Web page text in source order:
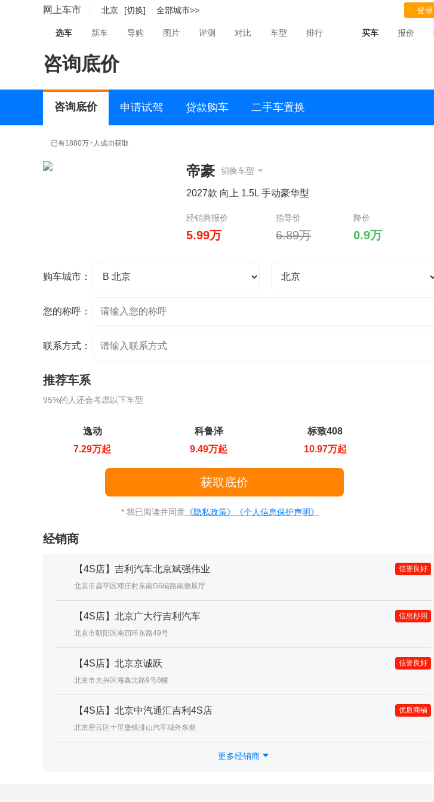
网上车市 北京 [切换] 全部城市>> 登录
选车 新车 导购 图片 评测 对比 车型 排行 买车 报价
咨询底价
咨询底价 申请试驾 贷款购车 二手车置换
已有1880万+人成功获取
帝豪 切换车型
2027款 向上 1.5L 手动豪华型
经销商报价 指导价 降价
5.99万 6.89万 0.9万
购车城市：
您的称呼：
联系方式：
推荐车系
95%的人还会考虑以下车型
逸动
7.29万起
科鲁泽
9.49万起
标致408
10.97万起
* 我已阅读并同意 《隐私政策》 《个人信息保护声明》
经销商
【4S店】吉利汽车北京斌强伟业
北京市昌平区邓庄村东南G6辅路南侧展厅
信誉良好
【4S店】北京广大行吉利汽车
北京市朝阳区南四环东路49号
信息秒回
【4S店】北京京诚跃
北京市大兴区海鑫北路9号8幢
信誉良好
【4S店】北京中汽通汇吉利4S店
北京密云区十里堡镇排山汽车城外东侧
优质商铺
更多经销商